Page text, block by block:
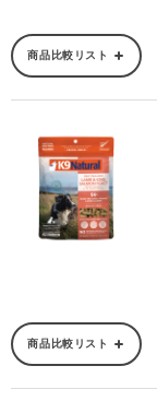
商品比較リスト
商品比較リスト